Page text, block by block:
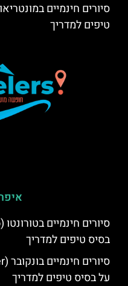
טיפים למדריך
בסיס טיפים למדריך
על בסיס טיפים למדריך